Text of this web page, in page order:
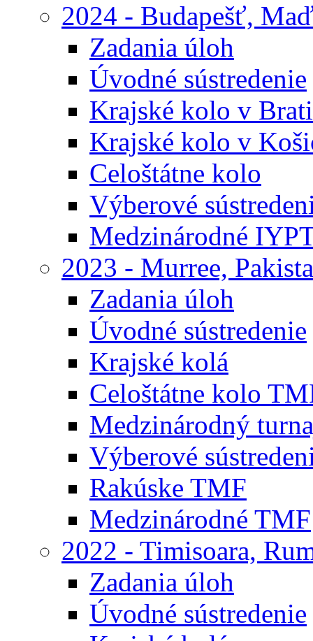
2024 - Budapešť,
Zadania úloh
Úvodné sústredenie
Krajské kolo v
Krajské kolo v
Celoštátne kolo
Výberové
Medzinárodné
2023 - Murree,
Zadania úloh
Úvodné sústredenie
Krajské kolá
Celoštátne kolo
Medzinárodný
Výberové
Rakúske TMF
Medzinárodné TMF
2022 - Timisoara,
Zadania úloh
Úvodné sústredenie